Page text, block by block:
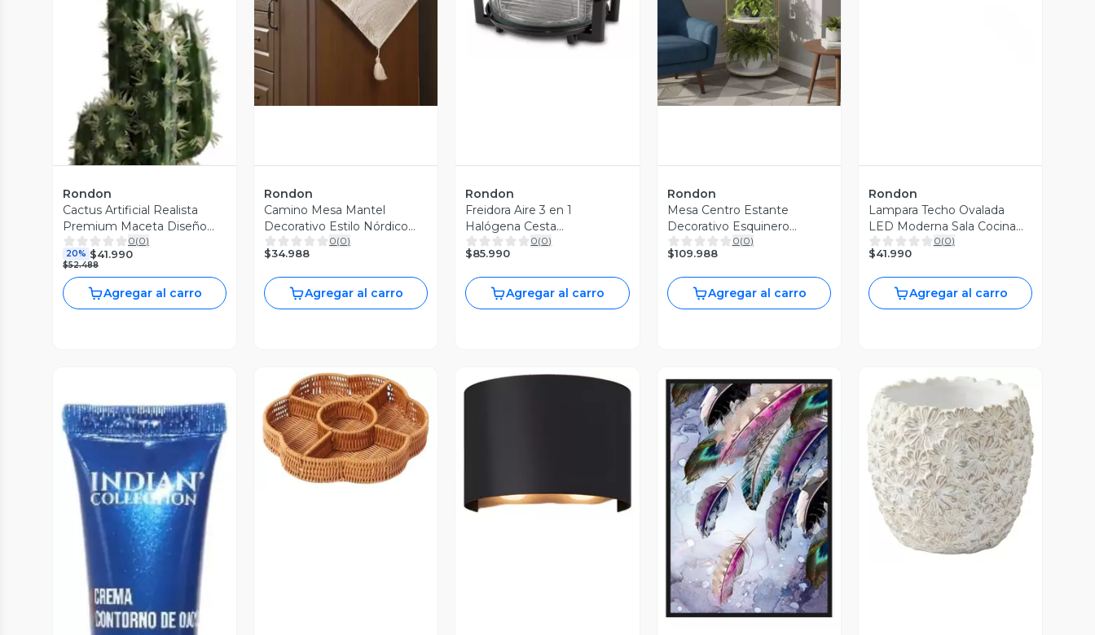
Rondon
Cactus Artificial Realista
Premium Maceta Diseño
Moderno AJ0(0)
20% $41.990
$52.488
Agregar al carro
Vista Previa
Rondon
Camino Mesa Mantel
Decorativo Estilo Nórdico
Elegante Jhn
0(0)
$34.988
Agregar al carro
Rondon
Freidora Aire 3 en 1
Halógena Cesta
Antiadherente Horno Jhn
0(0)
$85.990
Agregar al carro
Vista Previa
Rondon
Mesa Centro Estante
Decorativo Esquinero
Almacenamiento Jhn
0(0)
$109.988
Agregar al carro
Rondon
Lampara Techo Ovalada
LED Moderna Sala Cocina
Lau
0(0)
$41.990
Agregar al carro
Vista Previa
Vista Previa
Vista Previa